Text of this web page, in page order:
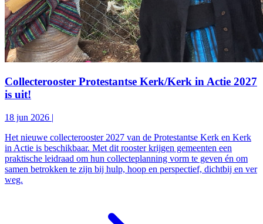
Collecterooster Protestantse Kerk/Kerk in Actie 2027
is uit!
18 jun 2026 |
Het nieuwe collecterooster 2027 van de Protestantse Kerk en Kerk
in Actie is beschikbaar. Met dit rooster krijgen gemeenten een
praktische leidraad om hun collecteplanning vorm te geven én om
samen betrokken te zijn bij hulp, hoop en perspectief, dichtbij en ver
weg.